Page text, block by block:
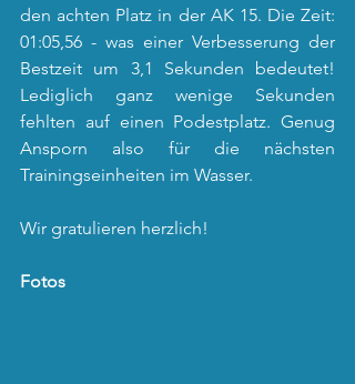
den achten Platz in der AK 15. Die Zeit:
01:05,56 - was einer Verbesserung der
Bestzeit um 3,1 Sekunden bedeutet!
Lediglich ganz wenige Sekunden
fehlten auf einen Podestplatz. Genug
Ansporn also für die nächsten
Trainingseinheiten im Wasser.
Wir gratulieren herzlich!
Fotos